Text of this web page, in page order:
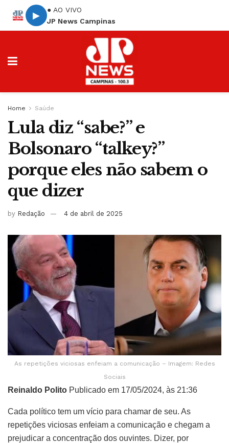
▶
● AO VIVO
JP News Campinas
Home Saúde
Lula diz “sabe?” e
Bolsonaro “talkey?”
porque eles não sabem o
que dizer
by Redação 4 de abril de 2025
As repetições viciosas enfeiam a comunicação – Imagem: Redes
Sociais
Reinaldo Polito Publicado em 17/05/2024, às 21:36
Cada político tem um vício para chamar de seu. As
repetições viciosas enfeiam a comunicação e chegam a
prejudicar a concentração dos ouvintes. Dizer, por